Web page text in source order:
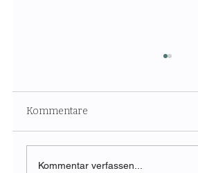
Kommentare
Kommentar verfassen...